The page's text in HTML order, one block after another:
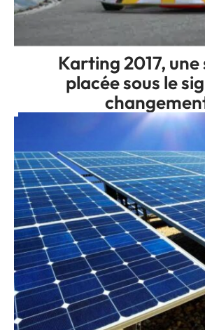
Karting 2017, une
placée sous le